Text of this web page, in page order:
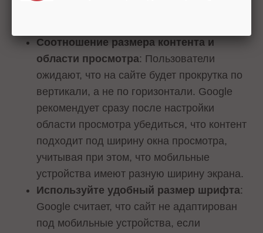
Соотношение размера контента и
области просмотра: Пользователи
ожидают, что на сайте будет прокрутка по
вертикали, а не по горизонтали. Google
рекомендует сразу после настройки
области просмотра убедиться, что контент
подходит под ширину окна просмотра,
учитывая при этом, что мобильные
устройства имеют разную ширину экрана.
Используйте удобный размер шрифта:
Google считает, что сайт не адаптирован
под мобильные устройства, если